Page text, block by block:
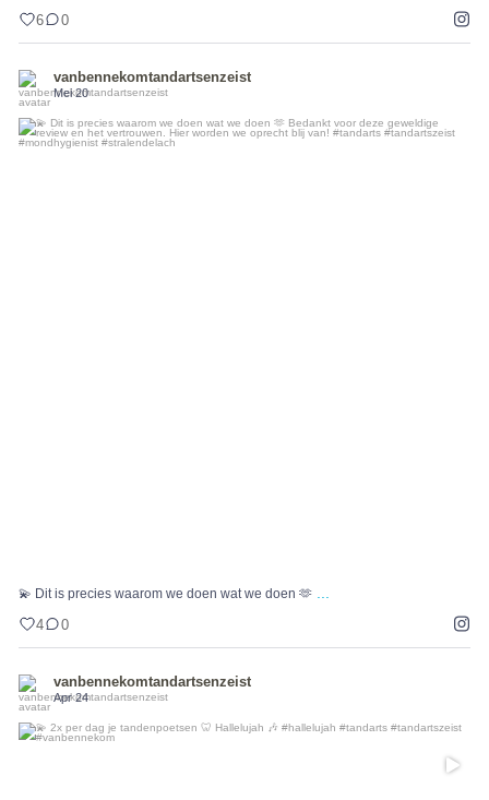
6 0
vanbennekomtandartsenzeist
Mei 20
💫 Dit is precies waarom we doen wat we doen 🫶
4 0
vanbennekomtandartsenzeist
Apr 24